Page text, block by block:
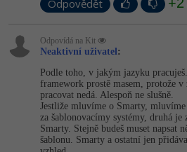
Více
Fórum
Linux
Sítě
Kybernetická bezpečnost
Elektronický podpis
Fórum
Odpovědět
Odpovídá na Kit
Neaktivní uživatel:
Podle toho, v jakým jazyku
framework prostě masem, protože
pracovat nedá. Alespoň ne slušně.
Jestliže mluvíme o Smarty,
za šablonovacímy systémy, druhá
Smarty. Stejně budeš muset napsat
šablonu. Smarty a ostatní jen